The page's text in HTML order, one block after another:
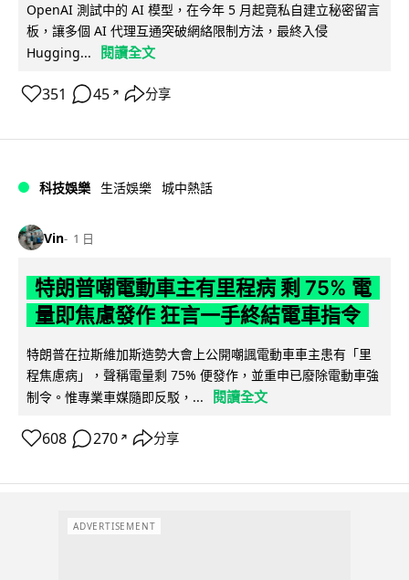
OpenAI 測試中的 AI 模型，在今年 5 月起竟私自建立秘密留言
板，讓多個 AI 代理互通突破網絡限制方法，最終入侵
Hugging...
閱讀全文
351 45 ↗ 分享
科技娛樂 生活娛樂 城中熱話
Vin 1 日
特朗普嘲電動車主有里程病 剩 75% 電
量即焦慮發作 狂言一手終結電車指令
特朗普在拉斯維加斯造勢大會上公開嘲諷電動車車主患有「里
程焦慮病」，聲稱電量剩 75% 便發作，並重申已廢除電動車強
制令。惟專業車媒隨即反駁，...
閱讀全文
608 270 ↗ 分享
ADVERTISEMENT